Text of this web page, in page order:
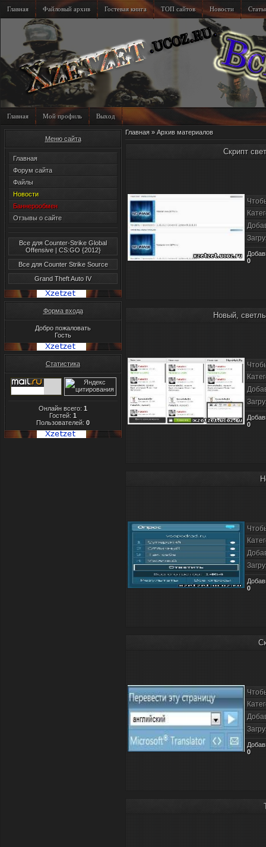
Главная Файловый архив Гостевая книга ТОП сайтов Новости
Главная Мой профиль Выход
Меню сайта
Главная
Форум сайта
Файлы
Новости
Баннерообмен
Отзывы о сайте
Все для Counter-Strike Global
Offensive | CS:GO {2012}
Все для Counter Strike Source
Grand Theft Auto IV
Форма входа
Добро пожаловать
Гость
Статистика
Онлайн всего: 1
Гостей: 1
Пользователей: 0
Главная » Архив материалов
Скрипт
0
Новый,
0
0
0